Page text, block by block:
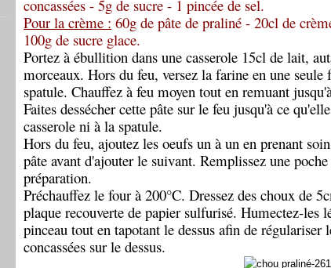
concassées - 5g de sucre - 1 pincée de sel.
Pour la crème : 60g de pâte de praliné - 20cl de
100g de sucre glace.
Portez à ébullition dans une casserole 15cl de lait,
morceaux. Hors du feu, versez la farine en une
spatule. Chauffez à feu moyen tout en remuant
Faites dessécher cette pâte sur le feu jusqu'à ce
casserole ni à la spatule.
Hors du feu, ajoutez les oeufs un à un en prenant
pâte avant d'ajouter le suivant. Remplissez une
préparation.
Préchauffez le four à 200°C. Dressez des choux de
plaque recouverte de papier sulfurisé. Humectez-les
pinceau tout en tapotant le dessus afin de
concassées sur le dessus.